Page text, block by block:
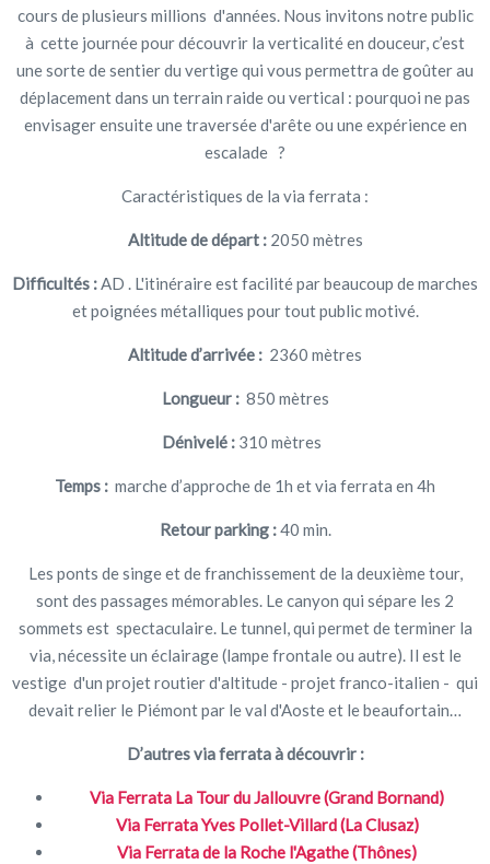
cours de plusieurs millions d'années. Nous invitons notre public
à cette journée pour découvrir la verticalité en douceur, c’est
une sorte de sentier du vertige qui vous permettra de goûter au
déplacement dans un terrain raide ou vertical : pourquoi ne pas
envisager ensuite une traversée d'arête ou une expérience en
escalade ?
Caractéristiques de la via ferrata :
Altitude de départ :2050 mètres
Difficultés :AD . L'itinéraire est facilité par beaucoup de marches
et poignées métalliques pour tout public motivé.
Altitude d’arrivée : 2360 mètres
Longueur : 850 mètres
Dénivelé : 310 mètres
Temps : marche d’approche de 1h et via ferrata en 4h
Retour parking :40 min.
Les ponts de singe et de franchissement de la deuxième tour,
sont des passages mémorables. Le canyon qui sépare les 2
sommets est spectaculaire. Le tunnel, qui permet de terminer la
via, nécessite un éclairage (lampe frontale ou autre). Il est le
vestige d'un projet routier d'altitude - projet franco-italien - qui
devait relier le Piémont par le val d'Aoste et le beaufortain…
D’autres via ferrata à découvrir :
Via Ferrata La Tour du Jallouvre (Grand Bornand)
Via Ferrata Yves Pollet-Villard (La Clusaz)
Via Ferrata de la Roche l'Agathe (Thônes)